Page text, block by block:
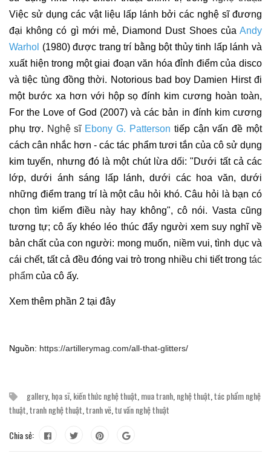
Việc sử dụng các vật liệu lấp lánh bởi các nghệ sĩ đương
đại không có gì mới mẻ, Diamond Dust Shoes của Andy
Warhol (1980) được trang trí bằng bột thủy tinh lấp lánh và
xuất hiện trong một giai đoạn văn hóa đỉnh điểm của disco
và tiệc tùng đồng thời. Notorious bad boy Damien Hirst đi
một bước xa hơn với hộp sọ đính kim cương hoàn toàn,
For the Love of God (2007) và các bản in đính kim cương
phụ trợ. Nghệ sĩ Ebony G. Patterson tiếp cận vấn đề một
cách cân nhắc hơn - các tác phẩm tươi tắn của cô sử dụng
kim tuyến, nhưng đó là một chút lừa dối: "Dưới tất cả các
lớp, dưới ánh sáng lấp lánh, dưới các hoa văn, dưới
những điểm trang trí là một câu hỏi khó. Câu hỏi là bạn có
chọn tìm kiếm điều này hay không", cô nói. Vasta cũng
tương tự; cô ấy khéo léo thúc đẩy người xem suy nghĩ về
bản chất của con người: mong muốn, niềm vui, tình dục và
cái chết, tất cả đều đóng vai trò trong nhiều chi tiết trong tác
phẩm của cô ấy.
Xem thêm phần 2 tại đây
Nguồn: https://artillerymag.com/all-that-glitters/
gallery, họa sĩ, kiến thức nghệ thuật mua tranh nghệ thuật tác phẩm nghệ
thuật tranh nghệ thuật tranh vẽ tư vấn nghệ thuật
Chia sẻ: